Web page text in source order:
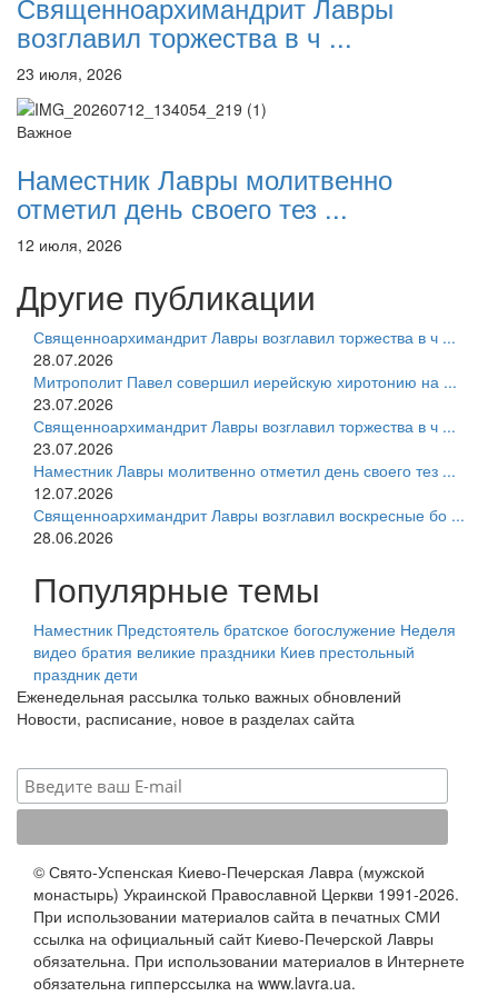
возглавил торжества в ч ...
23 июля, 2026
Важное
Наместник Лавры молитвенно
отметил день своего тез ...
12 июля, 2026
Другие публикации
Священноархимандрит Лавры возглавил торжества в ч ...
28.07.2026
Митрополит Павел совершил иерейскую хиротонию на ...
23.07.2026
Священноархимандрит Лавры возглавил торжества в ч ...
23.07.2026
Наместник Лавры молитвенно отметил день своего тез ...
12.07.2026
Священноархимандрит Лавры возглавил воскресные бо ...
28.06.2026
Популярные темы
Наместник Предстоятель братское богослужение Неделя
видео братия великие праздники Киев престольный
праздник дети
Еженедельная рассылка только важных обновлений
Новости, расписание, новое в разделах сайта
© Свято-Успенская Киево-Печерская Лавра (мужской
монастырь) Украинской Православной Церкви 1991-2026.
При использовании материалов сайта в печатных СМИ
ссылка на официальный сайт Киево-Печерской Лавры
обязательна. При использовании материалов в Интернете
обязательна гипперссылка на www.lavra.ua.